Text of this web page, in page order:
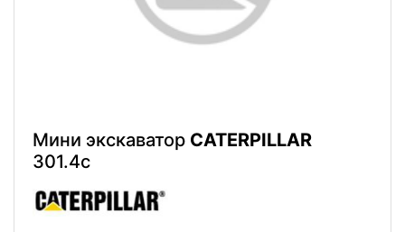
Мини экскаватор CATERPILLAR
301.4c